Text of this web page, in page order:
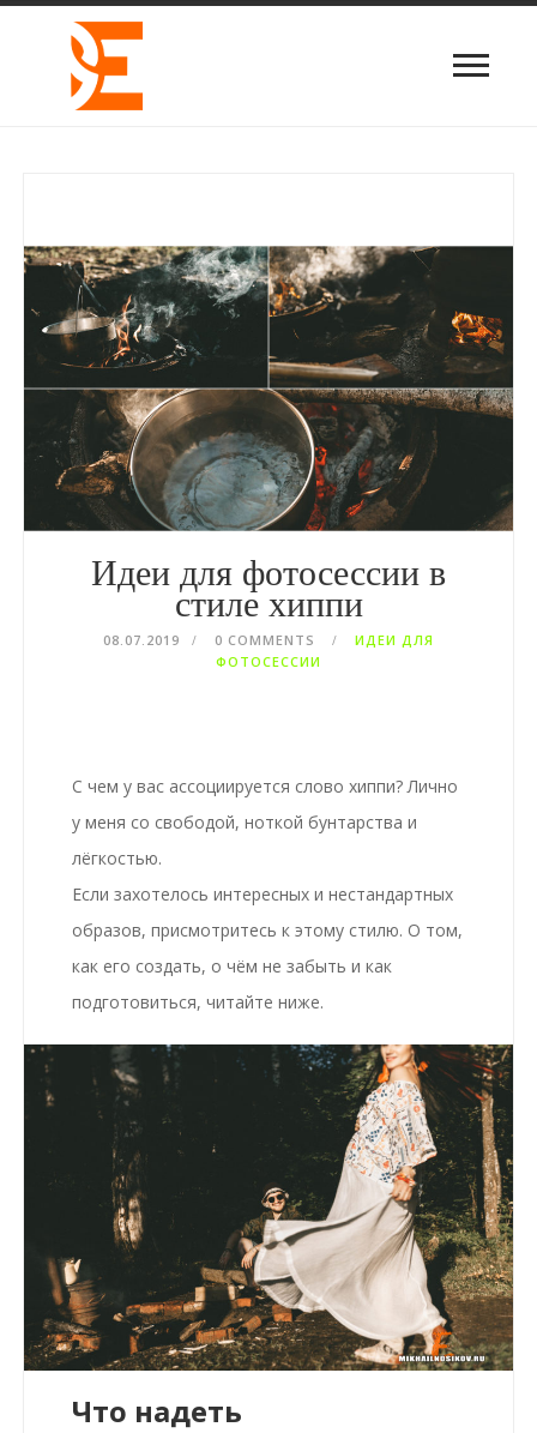
Идеи для фотосессии в
стиле хиппи
08.07.2019 0 COMMENTS
ИДЕИ ДЛЯ
ФОТОСЕССИИ
С чем у вас ассоциируется слово хиппи? Лично
у меня со свободой, ноткой бунтарства и
лёгкостью.
Если захотелось интересных и нестандартных
образов, присмотритесь к этому стилю. О том,
как его создать, о чём не забыть и как
подготовиться, читайте ниже.
Что надеть